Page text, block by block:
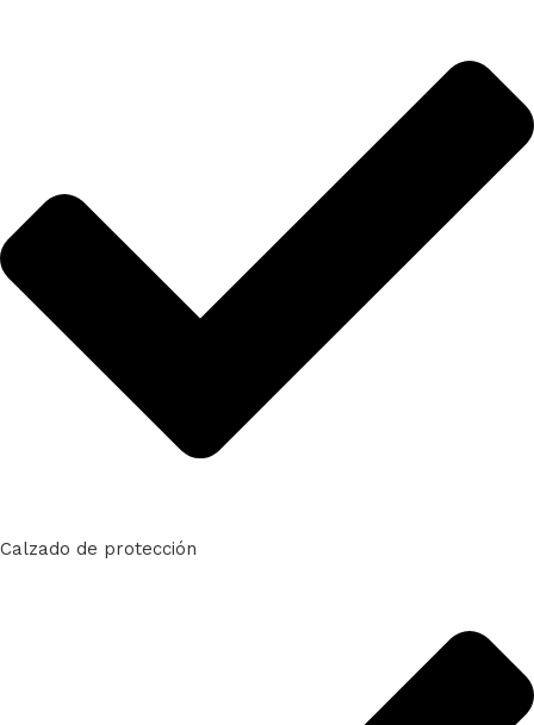
Calzado de protección